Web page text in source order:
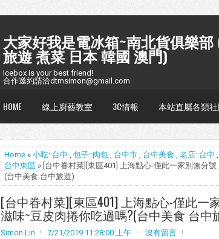
大家好我是電冰箱~南北貨俱樂部
旅遊 煮菜 日本 韓國 澳門)
Icebox is your best friend!
合作邀約請洽dtmsimon@gmail.com
HOME 線上廚藝教室 3C情報 本站直屬各類
懶人包台灣
Home » 小吃::台中 , 包子::肉包 , 台中市 , 台中美食 , 老店::台中 ,
台中東區 » [台中眷村菜][東區401] 上海點心-僅此一家別無分
(台中美食 台中旅遊)
[台中眷村菜][東區401] 上海點心-僅此一
滋味~豆皮肉捲你吃過嗎?(台中美食 台中
Simon Lin 7/21/2019 11:28:00 上午 沒有留言